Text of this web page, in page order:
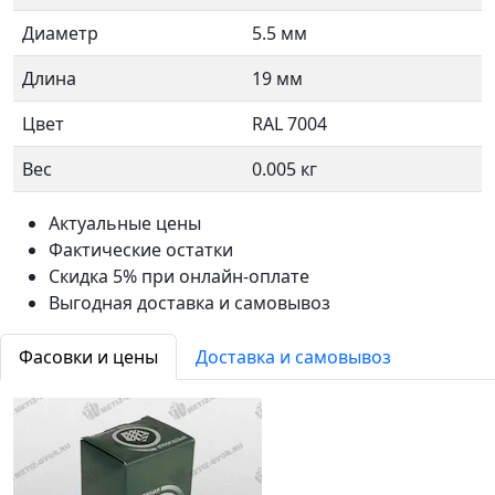
Диаметр
5.5 мм
Длина
19 мм
Цвет
RAL 7004
Вес
0.005 кг
Актуальные цены
Фактические остатки
Скидка 5% при онлайн-оплате
Выгодная доставка и самовывоз
Фасовки и цены Доставка и самовывоз